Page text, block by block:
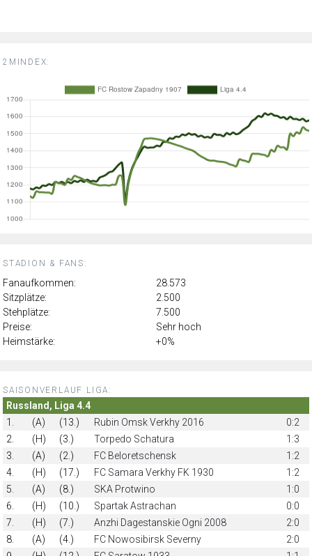
2MINDEX:
STADION & FANS:
Fanaufkommen:
28.573
Sitzplätze:
2.500
Stehplätze:
7.500
Preise:
Sehr hoch
Heimstärke:
+0%
SAISONVERLAUF LIGA:
Russland, Liga 4.4
1.
(A) (13.) Rubin Omsk Verkhy 2016
0:2
2.
(H) (3.) Torpedo Schatura
1:3
3.
(A) (2.) FC Beloretschensk
1:2
4.
(H) (17.) FC Samara Verkhy FK 1930
1:2
5.
(A) (8.) SKA Protwino
1:0
6.
(H) (10.) Spartak Astrachan
0:0
7.
(H) (7.) Anzhi Dagestanskie Ogni 2008
2:0
8.
(A) (4.) FC Nowosibirsk Severny
2:0